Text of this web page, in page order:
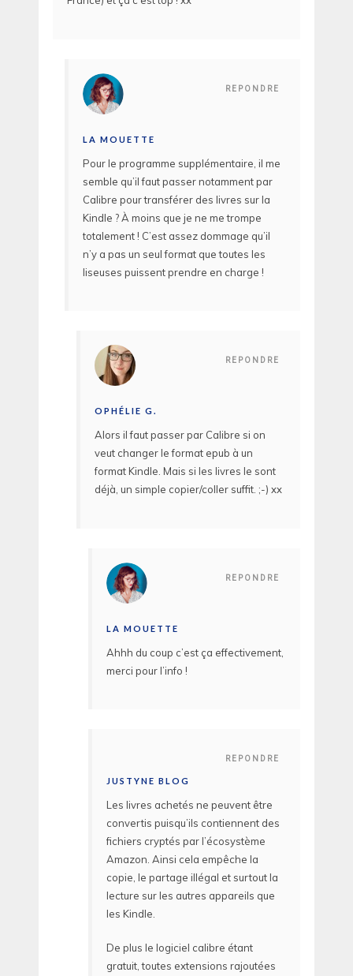
REPONDRE
LA MOUETTE
Pour le programme supplémentaire, il me
semble qu’il faut passer notamment par
Calibre pour transférer des livres sur la
Kindle ? À moins que je ne me trompe
totalement ! C’est assez dommage qu’il
n’y a pas un seul format que toutes les
liseuses puissent prendre en charge !
REPONDRE
OPHÉLIE G.
Alors il faut passer par Calibre si on
veut changer le format epub à un
format Kindle. Mais si les livres le sont
déjà, un simple copier/coller suffit. ;-) xx
REPONDRE
LA MOUETTE
Ahhh du coup c’est ça effectivement,
merci pour l’info !
REPONDRE
JUSTYNE BLOG
Les livres achetés ne peuvent être
convertis puisqu’ils contiennent des
fichiers cryptés par l’écosystème
Amazon. Ainsi cela empêche la
copie, le partage illégal et surtout la
lecture sur les autres appareils que
les Kindle.
De plus le logiciel calibre étant
gratuit, toutes extensions rajoutées